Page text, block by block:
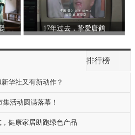
17年过去，挚爱唐鹤
排行榜
华社又有新动作？
活动圆满落幕！
健康家居助跑绿色产品